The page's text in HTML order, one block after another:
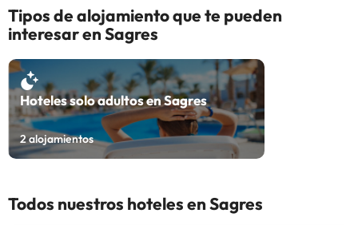
Tipos de alojamiento que te pueden
interesar en Sagres
Hoteles solo adultos en Sagres
2alojamientos
Todos nuestros hoteles en Sagres